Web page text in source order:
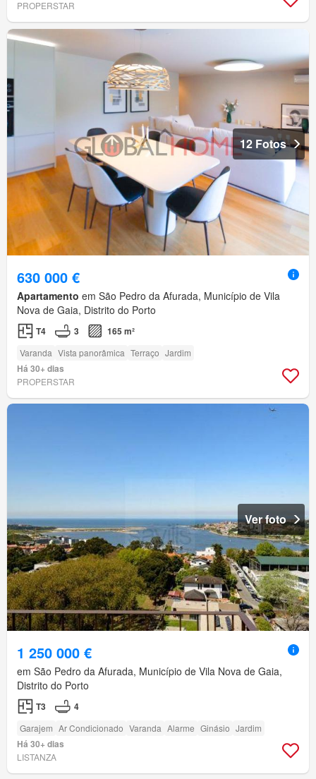
PROPERSTAR
12 Fotos
630 000 €
Apartamento em São Pedro da Afurada, Município de Vila
Nova de Gaia, Distrito do Porto
T4 3 165 m²
Varanda Vista panorâmica Terraço Jardim
Há 30+ dias
PROPERSTAR
Ver foto
1 250 000 €
em São Pedro da Afurada, Município de Vila Nova de Gaia,
Distrito do Porto
T3 4
Garajem Ar Condicionado Varanda Alarme Ginásio Jardim
Há 30+ dias
LISTANZA